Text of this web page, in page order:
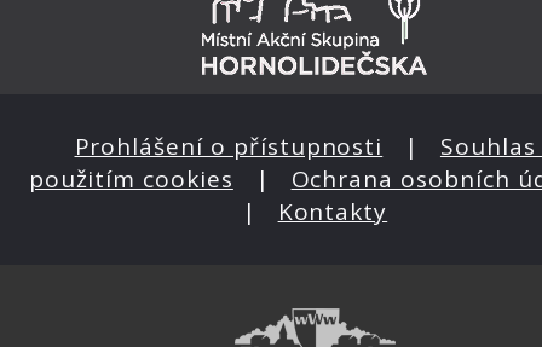
Prohlášení o přístupnosti | Souhlas
použitím cookies | Ochrana osobních
| Kontakty